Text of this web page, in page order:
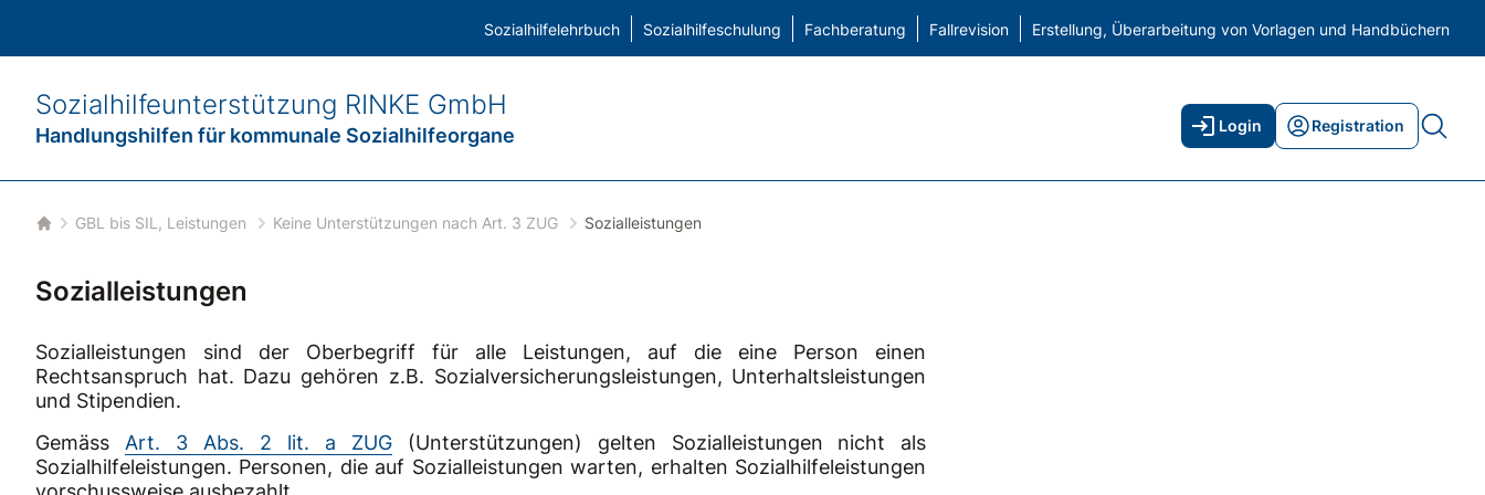
Sozialhilfelehrbuch Sozialhilfeschulung Fachberatung Fallrevision Erstellung, Überarbeitung von Vorlagen und Handbüchern
Sozialhilfeunterstützung RINKE GmbH
Handlungshilfen für kommunale Sozialhilfeorgane Login Registration
GBL bis SIL, Leistungen Keine Unterstützungen nach Art. 3 ZUG Sozialleistungen
Sozialleistungen
Sozialleistungen sind der Oberbegriff für alle Leistungen, auf die eine Person einen
Rechtsanspruch hat. Dazu gehören z.B. Sozialversicherungsleistungen, Unterhaltsleistungen
und Stipendien.
Gemäss Art. 3 Abs. 2 lit. a ZUG(Unterstützungen) gelten Sozialleistungen nicht als
Sozialhilfeleistungen. Personen, die auf Sozialleistungen warten, erhalten Sozialhilfeleistungen